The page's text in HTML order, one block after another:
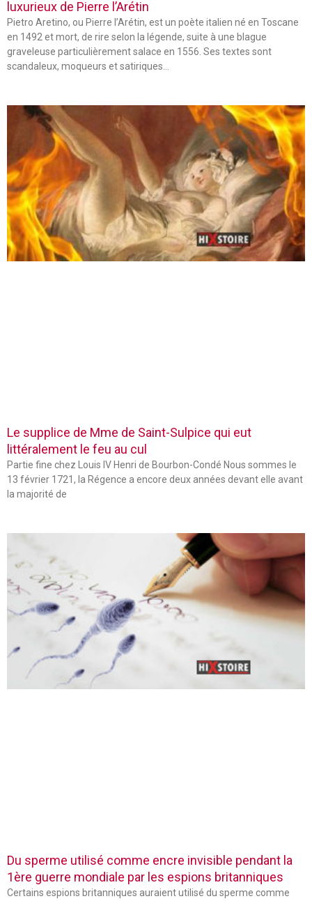
luxurieux de Pierre l’Arétin
Pietro Aretino, ou Pierre l’Arétin, est un poète italien né en Toscane
en 1492 et mort, de rire selon la légende, suite à une blague
graveleuse particulièrement salace en 1556. Ses textes sont
scandaleux, moqueurs et satiriques…
Le supplice de Mme de Saint-Sulpice qui eut
littéralement le feu au cul
Partie fine chez Louis IV Henri de Bourbon-Condé Nous sommes le
13 février 1721, la Régence a encore deux années devant elle avant
la majorité de
Du sperme utilisé comme encre invisible pendant la
1ère guerre mondiale par les espions britanniques
Certains espions britanniques auraient utilisé du sperme comme